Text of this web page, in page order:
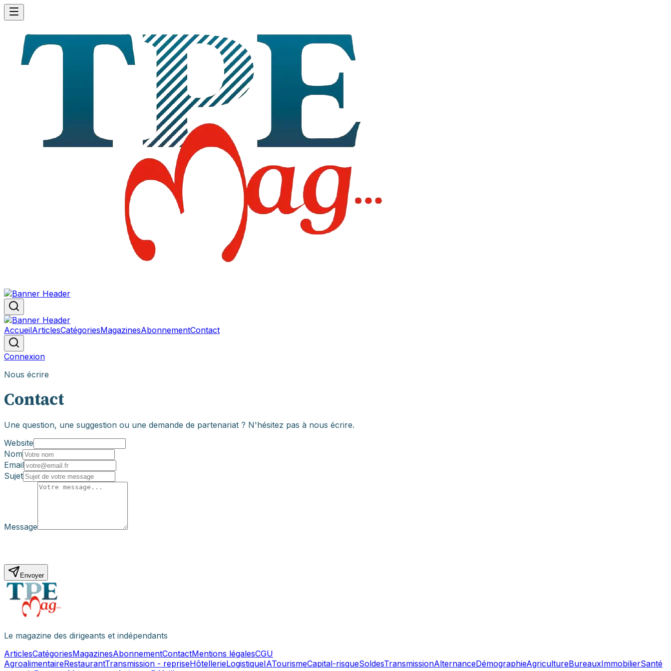
AccueilArticlesCatégoriesMagazinesAbonnementContact
Connexion
Nous écrire
Contact
Une question, une suggestion ou une demande de partenariat ? N'hésitez pas à nous écrire.
Website
Nom
Email
Sujet
Message
Envoyer
Le magazine des dirigeants et indépendants
ArticlesCatégoriesMagazinesAbonnementContactMentions légalesCGU
AgroalimentaireRestaurantTransmission - repriseHôtellerieLogistiqueIATourismeCapital-risqueSoldesTransmissionAlternanceDémographieAgricultureBureauxImmobilierSanté